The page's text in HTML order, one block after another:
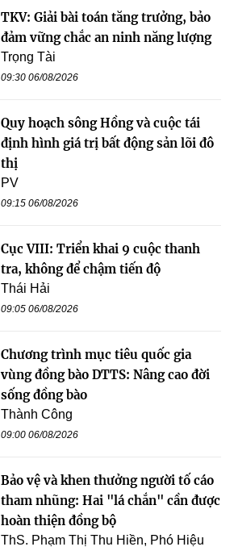
TKV: Giải bài toán tăng trưởng, bảo
đảm vững chắc an ninh năng lượng
Trọng Tài
09:30 06/08/2026
Quy hoạch sông Hồng và cuộc tái
định hình giá trị bất động sản lõi đô
thị
PV
09:15 06/08/2026
Cục VIII: Triển khai 9 cuộc thanh
tra, không để chậm tiến độ
Thái Hải
09:05 06/08/2026
Chương trình mục tiêu quốc gia
vùng đồng bào DTTS: Nâng cao đời
sống đồng bào
Thành Công
09:00 06/08/2026
Bảo vệ và khen thưởng người tố cáo
tham nhũng: Hai "lá chắn" cần được
hoàn thiện đồng bộ
ThS. Phạm Thị Thu Hiền, Phó Hiệu